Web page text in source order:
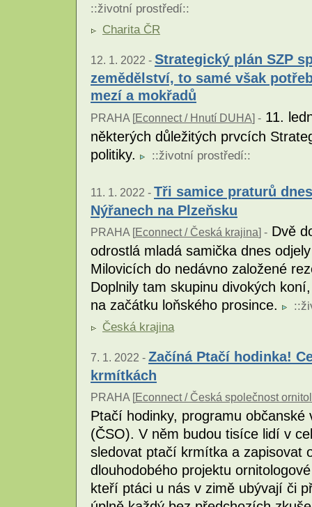
::životní prostředí::
Charita ČR
12. 1. 2022 - Strategický plán SZP
zemědělství, to samé však
mezí a mokřadů
PRAHA [Econnect / Hnutí DUHA] - 11.
některých důležitých prvcích
politiky.
::životní prostředí::
11. 1. 2022 - Tři samice praturů
Nýřanech na Plzeňsku
PRAHA [Econnect / Česká krajina] - Dvě
odrostlá mladá samička dnes
Milovicích do nedávno založené
Doplnily tam skupinu divokých
na začátku loňského prosince.
::
Česká krajina
7. 1. 2022 - Začíná Ptačí hodinka!
krmítkách
PRAHA [Econnect / Česká společnost
Ptačí hodinky, programu
(ČSO). V něm budou tisíce lidí v
sledovat ptačí krmítka a zapisovat
dlouhodobého projektu
kteří ptáci u nás v zimě ubývají či